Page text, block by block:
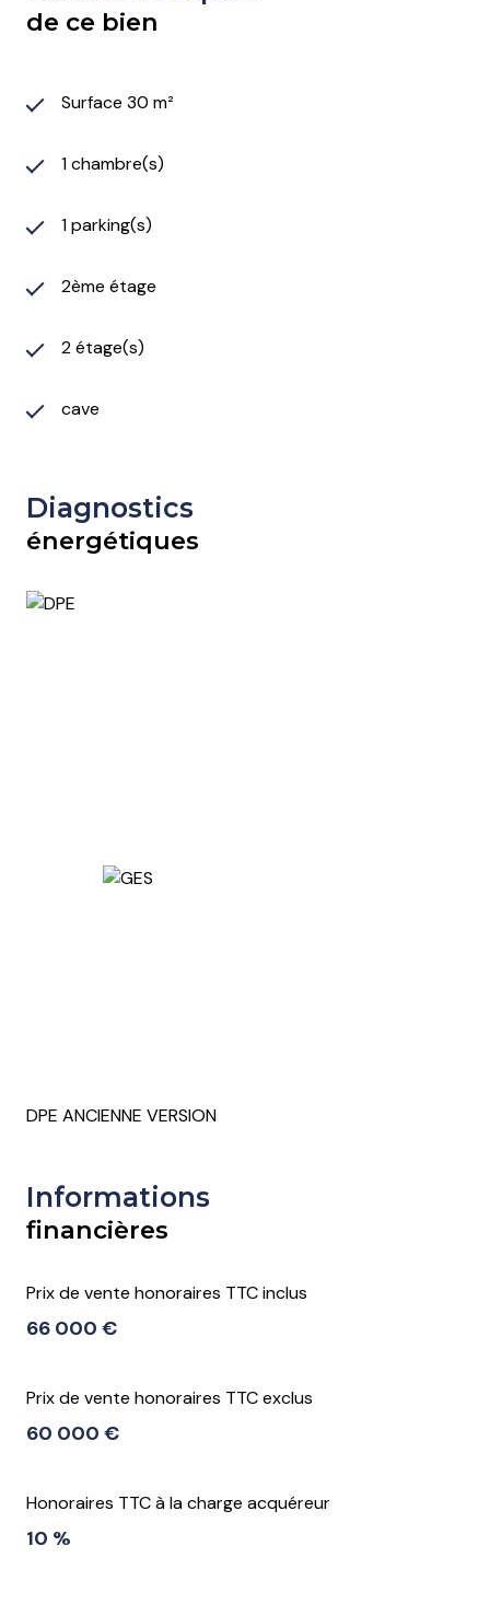
de ce bien
Surface 30 m²
1 chambre(s)
1 parking(s)
2ème étage
2 étage(s)
cave
Diagnostics
énergétiques
DPE ANCIENNE VERSION
Informations
financières
Prix de vente honoraires TTC inclus
66 000 €
Prix de vente honoraires TTC exclus
60 000 €
Honoraires TTC à la charge acquéreur
10 %